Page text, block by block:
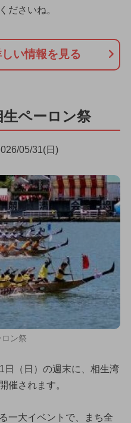
ださいね。
い情報を見る
生ペーロン祭
05/31(日)
ン祭
日（日）の週末に、相生湾
催されます。
一大イベントで、まち全